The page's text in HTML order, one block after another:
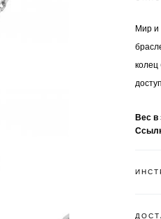
Мир и
колец
Вес в